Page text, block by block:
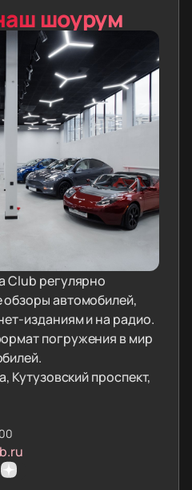
шоурум
Club регулярно
автомобилей,
изданиям и на радио.
погружения в мир
Кутузовский проспект,